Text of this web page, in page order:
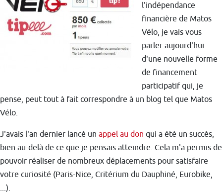
l'indépendance
financière de Matos
Vélo, je vais vous
parler aujourd'hui
d'une nouvelle forme
de financement
participatif qui, je
pense, peut tout à fait correspondre à un blog tel que Matos
Vélo.
J'avais l'an dernier lancé un appel au don qui a été un succès,
bien au-delà de ce que je pensais atteindre. Cela m'a permis de
pouvoir réaliser de nombreux déplacements pour satisfaire
votre curiosité (Paris-Nice, Critérium du Dauphiné, Eurobike,
...).